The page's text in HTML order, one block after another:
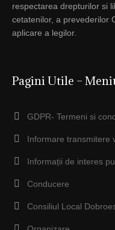
respectarea drepturilor si
cetatenilor, a prevederilor
aplicare a legilor.
Pagini Utile –
GDPR- Termeni si
Informare transmitere
Informații de interes
Conducere
Consiliul Local